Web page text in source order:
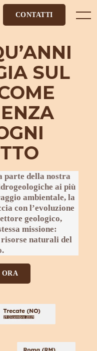
Menu
CONTATTI
SUL
parte della nostra
ai più
ambientale, la
con l’evoluzione
geologico,
missione:
naturalidel
ORA